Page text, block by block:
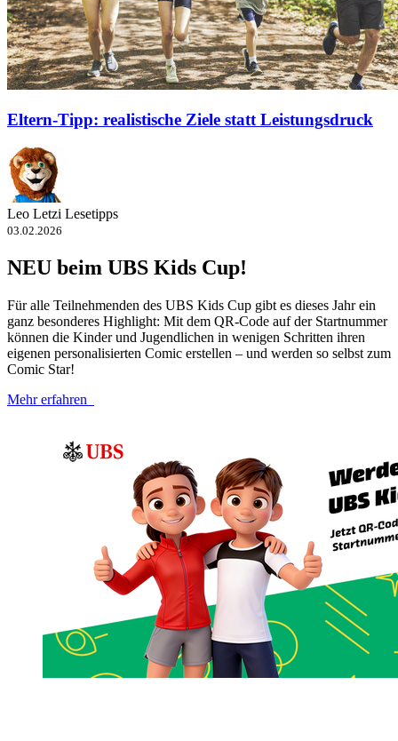
Eltern-Tipp: realistische Ziele statt Leistungsdruck
Leo Letzi Lesetipps
03.02.2026
NEU beim UBS Kids Cup!
Für alle Teilnehmenden des UBS Kids Cup gibt es dieses Jahr ein
ganz besonderes Highlight: Mit dem QR-​Code auf der Startnummer
können die Kinder und Jugendlichen in wenigen Schritten ihren
eigenen personalisierten Comic erstellen – und werden so selbst zum
Comic Star!
Mehr erfahren